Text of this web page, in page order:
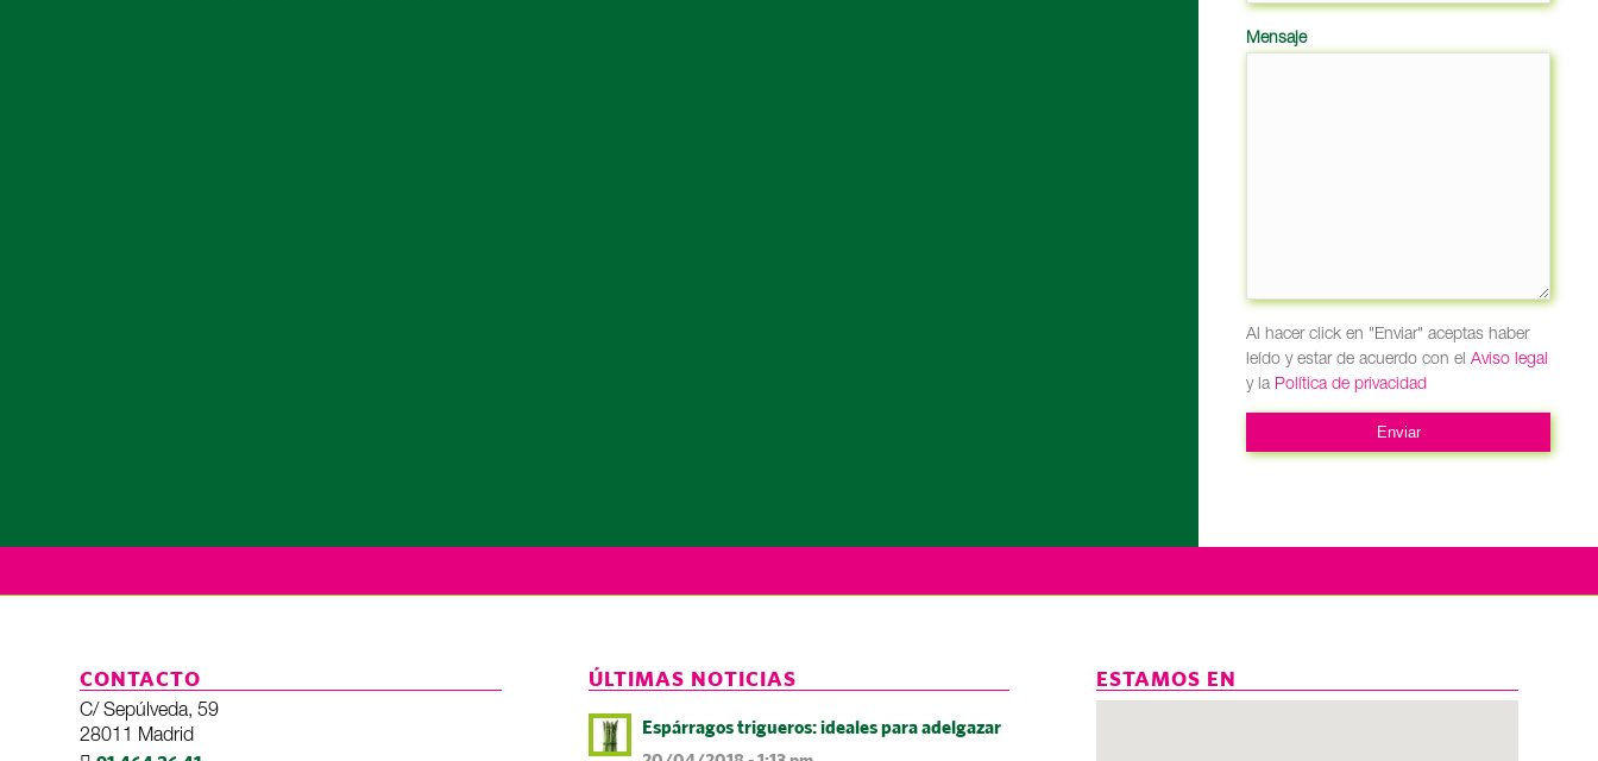
Mensaje
Al hacer click en "Enviar" aceptas haber
leído y estar de acuerdo con el Aviso legal
y la Política de privacidad
CONTACTO
C/ Sepúlveda, 59
28011 Madrid
ÚLTIMAS NOTICIAS
Espárragos trigueros: ideales para adelgazar
ESTAMOS EN